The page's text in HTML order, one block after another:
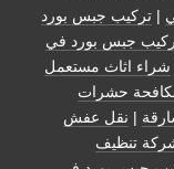
| تركيب جبس بورد
جبس بورد في
شراء اثاث مستعمل
حشرات
| نقل عفش
تنظيف